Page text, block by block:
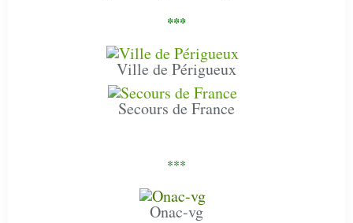
***
Ville de Périgueux
Secours de France
***
Onac-vg